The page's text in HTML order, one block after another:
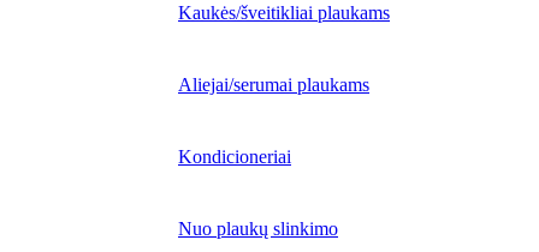
Kaukės/šveitikliai plaukams
Aliejai/serumai plaukams
Kondicioneriai
Nuo plaukų slinkimo